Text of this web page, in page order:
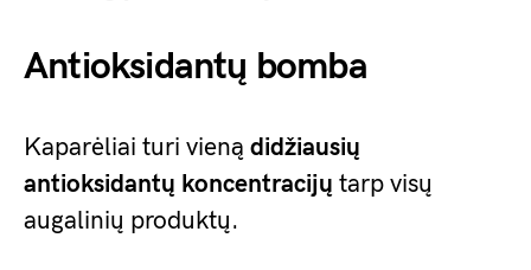
Antioksidantų bomba
Kaparėliai turi vieną didžiausių
antioksidantų koncentracijų tarp visų
augalinių produktų.